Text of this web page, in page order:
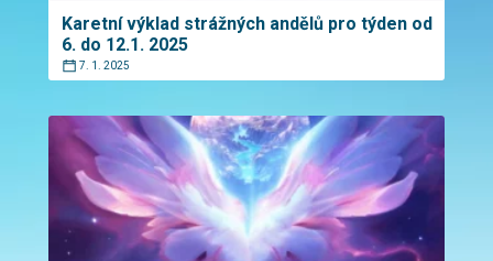
Karetní výklad strážných andělů pro týden od
6. do 12.1. 2025
7. 1. 2025